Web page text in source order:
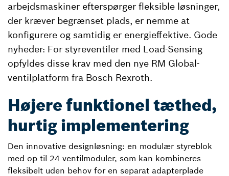
arbejdsmaskiner efterspørger fleksible løsninger,
der kræver begrænset plads, er nemme at
konfigurere og samtidig er energieffektive. Gode
nyheder: For styreventiler med Load-Sensing
opfyldes disse krav med den nye RM Global-
ventilplatform fra Bosch Rexroth.
Højere funktionel tæthed,
hurtig implementering
Den innovative designløsning: en modulær styreblok
med op til 24 ventilmoduler, som kan kombineres
fleksibelt uden behov for en separat adapterplade